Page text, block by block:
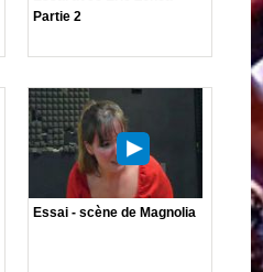
Partie 2
Essai - scène de Magnolia